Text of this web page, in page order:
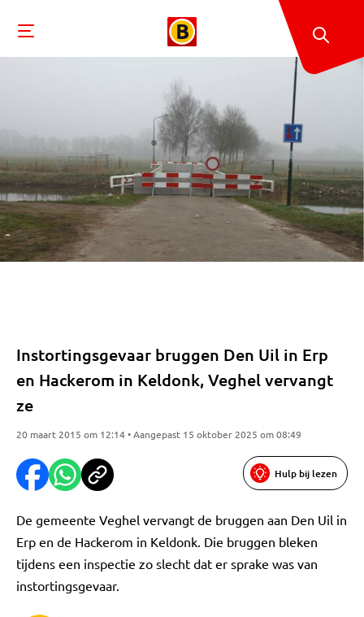
Instortingsgevaar bruggen Den Uil in Erp
en Hackerom in Keldonk, Veghel vervangt
ze
20 maart 2015 om 12:14 • Aangepast 15 oktober 2025 om 08:49
Hulp bij lezen
De gemeente Veghel vervangt de bruggen aan Den Uil in
Erp en de Hackerom in Keldonk. Die bruggen bleken
tijdens een inspectie zo slecht dat er sprake was van
instortingsgevaar.